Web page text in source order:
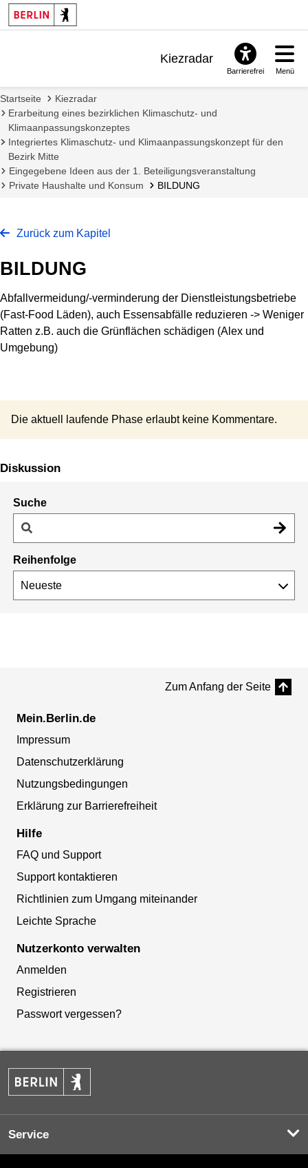
Kiezradar
Barrierefrei Menü
Startseite
Kiezradar
Erarbeitung eines bezirklichen Klimaschutz- und
Klimaanpassungskonzeptes
Integriertes Klimaschutz- und Klimaanpassungskonzept für den
Bezirk Mitte
Eingegebene Ideen aus der 1. Beteiligungsveranstaltung
Private Haushalte und Konsum
BILDUNG
Zurück zum Kapitel
BILDUNG
Abfallvermeidung/-verminderung der Dienstleistungsbetriebe
(Fast-Food Läden), auch Essensabfälle reduzieren -> Weniger
Ratten z.B. auch die Grünflächen schädigen (Alex und
Umgebung)
Die aktuell laufende Phase erlaubt keine Kommentare.
Diskussion
Suche
Reihenfolge
Zum Anfang der Seite
Mein.Berlin.de
Impressum
Datenschutzerklärung
Nutzungsbedingungen
Erklärung zur Barrierefreiheit
Hilfe
FAQ und Support
Support kontaktieren
Richtlinien zum Umgang miteinander
Leichte Sprache
Nutzerkonto verwalten
Anmelden
Registrieren
Passwort vergessen?
Service